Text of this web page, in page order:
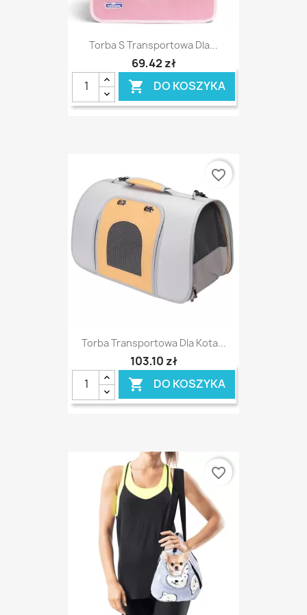
Torba S Transportowa Dla...
69,42 zł
 DO KOSZYKA
Torba Transportowa Dla Kota...
103,10 zł
 DO KOSZYKA
favorite_border
favorite_border